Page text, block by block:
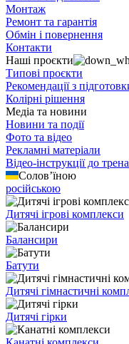
Монтаж
Ремонт та гарантія
Обмін і повернення
Контакти
Наші проєкти
Типові проєкти
Рекомендації з
Колірні рішення
Медіа та новини
Новини та події
Фото та відео
Рекламні матеріали
Відео-інструкції до
Солов’їною
російською
Дитячі ігрові комплекси
Балансири
Батути
Дитячі гімнастичні
Дитячі гірки